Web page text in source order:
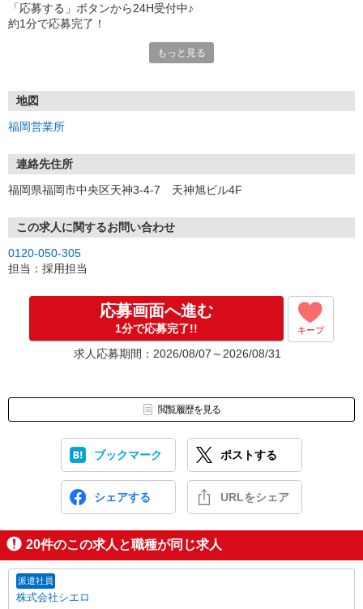
「応募する」ボタンから24H受付中♪
約1分で応募完了！
①応募から3営業日を目安に、メールorお電話でご連絡します。
★スマホでWEB面接（LINEなど）・出張面接・事務所面接と選べま
す
③面接実施（履歴書不要）
※ご希望があれば、職場見学の調整もOKです！
お気軽にご応募ください♪
もっと見る
地図
福岡営業所
連絡先住所
福岡県福岡市中央区天神3-4-7 天神旭ビル4F
この求人に関するお問い合わせ
0120-050-305
担当：採用担当
応募画面へ進む
1分で応募完了!! キープ
求人応募期間：2026/08/07～2026/08/31
閲覧履歴を見る
ブックマーク ポストする
シェアする URLをシェア
20件のこの求人と職種が同じ求人
派遣社員
株式会社シエロ